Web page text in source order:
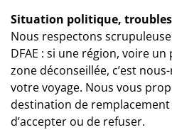
Situation politique, troubles
Nous respectons
DFAE : si une région, voire
zone déconseillée, c’est
votre voyage. Nous vous
destination de
d’accepter ou de refuser.